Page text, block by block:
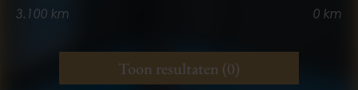
3.100 km 0 km
Toon resultaten (0)